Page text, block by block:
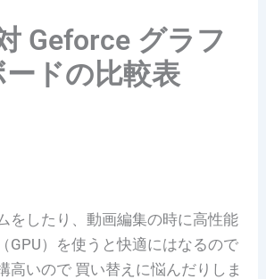
Geforce グラフ
ードの比較表
をしたり、動画編集の時に高性能
GPU）を使うと快適にはなるので
高いので 買い替えに悩んだりしま